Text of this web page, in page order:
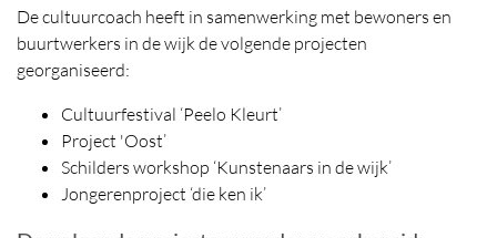
De cultuurcoach heeft in samenwerking met bewoners en
buurtwerkers in de wijk de volgende projecten
georganiseerd:
Cultuurfestival ‘Peelo Kleurt’
Project 'Oost’
Schilders workshop ‘Kunstenaars in de wijk’
Jongerenproject ‘die ken ik’